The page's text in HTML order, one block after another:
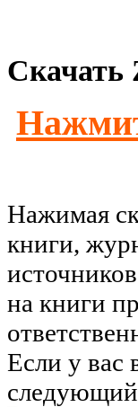
Скачать
Нажимая
книги,
на книги
Если у вас